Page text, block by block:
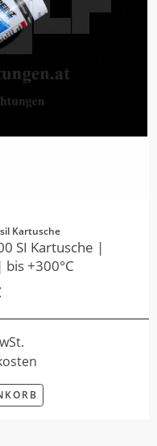
Kartusche
SI Kartusche |
+300°C